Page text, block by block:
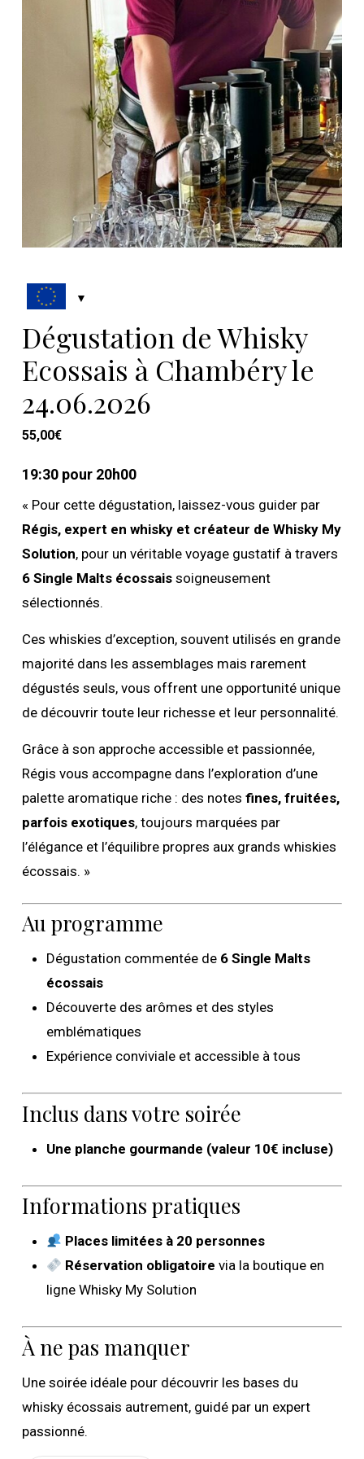
Dégustation de Whisky
Ecossais à Chambéry le
24.06.2026
55,00€
19:30 pour 20h00
« Pour cette dégustation, laissez-vous guider par
Régis, expert en whisky et créateur de Whisky My
Solution, pour un véritable voyage gustatif à travers
6 Single Malts écossaissoigneusement
sélectionnés.
Ces whiskies d’exception, souvent utilisés en grande
majorité dans les assemblages mais rarement
dégustés seuls, vous offrent une opportunité unique
de découvrir toute leur richesse et leur personnalité.
Grâce à son approche accessible et passionnée,
Régis vous accompagne dans l’exploration d’une
palette aromatique riche : des notes fines, fruitées,
parfois exotiques, toujours marquées par
l’élégance et l’équilibre propres aux grands whiskies
écossais. »
Au programme
Dégustation commentée de 6 Single Malts
écossais
Découverte des arômes et des styles
emblématiques
Expérience conviviale et accessible à tous
Inclus dans votre soirée
Une planche gourmande (valeur 10€ incluse)
Informations pratiques
Places limitées à 20 personnes
Réservation obligatoire via la boutique en
ligne Whisky My Solution
À ne pas manquer
Une soirée idéale pour découvrir les bases du
whisky écossais autrement, guidé par un expert
passionné.